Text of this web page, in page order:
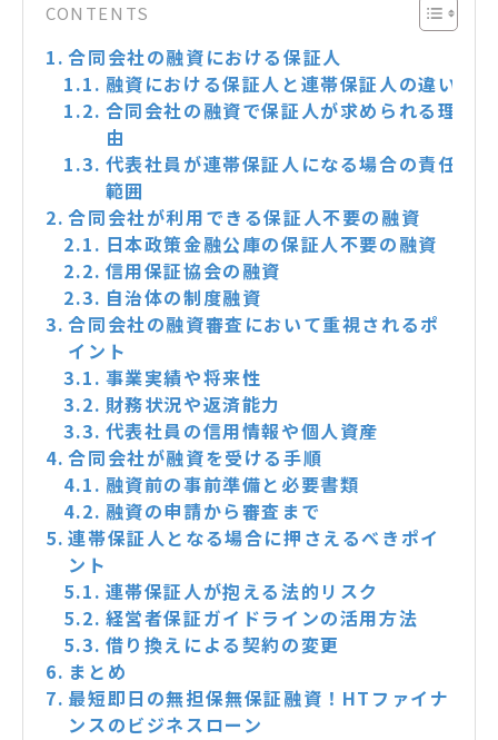
CONTENTS
合同会社の融資における保証人
融資における保証人と連帯保証人の違い
合同会社の融資で保証人が求められる理
由
代表社員が連帯保証人になる場合の責任
範囲
合同会社が利用できる保証人不要の融資
日本政策金融公庫の保証人不要の融資
信用保証協会の融資
自治体の制度融資
合同会社の融資審査において重視されるポ
イント
事業実績や将来性
財務状況や返済能力
代表社員の信用情報や個人資産
合同会社が融資を受ける手順
融資前の事前準備と必要書類
融資の申請から審査まで
連帯保証人となる場合に押さえるべきポイ
ント
連帯保証人が抱える法的リスク
経営者保証ガイドラインの活用方法
借り換えによる契約の変更
まとめ
最短即日の無担保無保証融資！HTファイナ
ンスのビジネスローン